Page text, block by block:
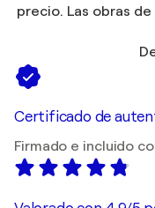
precio. Las obras
Certificado de
Firmado e incluido